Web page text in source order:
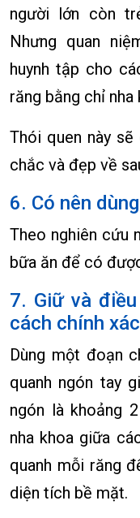
người lớn còn
Nhưng quan
huynh tập cho
răng bằng chỉ
Thói quen này
chắc và đẹp về
6. Có nên
Theo nghiên cứu
bữa ăn để có
7. Giữ và
cách chính xác
Dùng một đoạn
quanh ngón tay
ngón là khoảng
nha khoa giữa
quanh mỗi răng
diện tích bề mặt.